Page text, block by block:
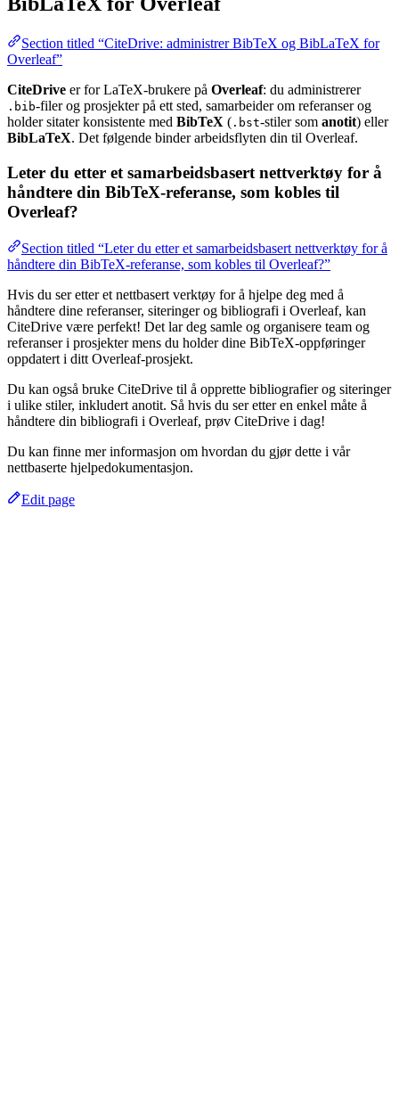
Section titled “CiteDrive: administrer BibTeX og BibLaTeX for
Overleaf”
CiteDrive er for LaTeX-brukere på Overleaf: du administrerer
.bib-filer og prosjekter på ett sted, samarbeider om referanser og
holder sitater konsistente med BibTeX ( .bst-stiler som anotit) eller
BibLaTeX. Det følgende binder arbeidsflyten din til Overleaf.
Leter du etter et samarbeidsbasert nettverktøy for å
håndtere din BibTeX-referanse, som kobles til
Overleaf?
Section titled “Leter du etter et samarbeidsbasert nettverktøy for å
håndtere din BibTeX-referanse, som kobles til Overleaf?”
Hvis du ser etter et nettbasert verktøy for å hjelpe deg med å
håndtere dine referanser, siteringer og bibliografi i Overleaf, kan
CiteDrive være perfekt! Det lar deg samle og organisere team og
referanser i prosjekter mens du holder dine BibTeX-oppføringer
oppdatert i ditt Overleaf-prosjekt.
Du kan også bruke CiteDrive til å opprette bibliografier og siteringer
i ulike stiler, inkludert anotit. Så hvis du ser etter en enkel måte å
håndtere din bibliografi i Overleaf, prøv CiteDrive i dag!
Du kan finne mer informasjon om hvordan du gjør dette i vår
nettbaserte hjelpedokumentasjon.
Edit page